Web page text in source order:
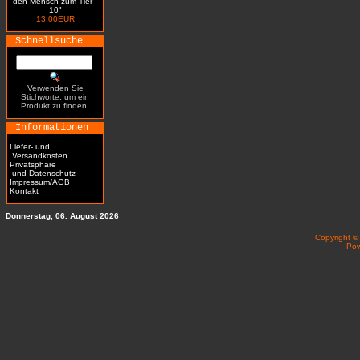
10"
13.00EUR
Schnellsuche
Verwenden Sie
Stichworte, um ein
Produkt zu finden.
Informationen
Liefer- und
Versandkosten
Privatsphäre
und Datenschutz
Impressum/AGB
Kontakt
Donnerstag, 06. August 2026
Copyright